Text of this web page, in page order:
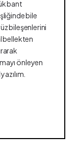
bant
bile
bileşenlerini
bellekten
önleyen